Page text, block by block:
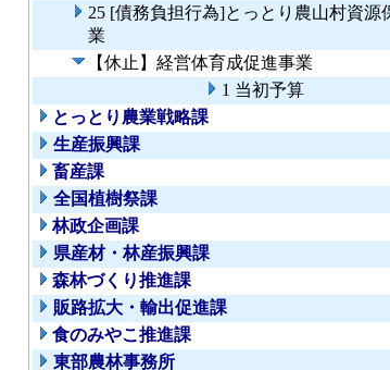
25 [債務負担行為]とっとり農山村資源
業
【休止】経営体育成促進事業
1 当初予算
とっとり農業戦略課
生産振興課
畜産課
全国植樹祭課
林政企画課
県産材・林産振興課
森林づくり推進課
販路拡大・輸出促進課
食のみやこ推進課
東部農林事務所